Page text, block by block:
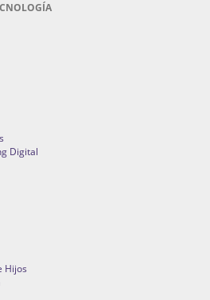
Digital
Hijos